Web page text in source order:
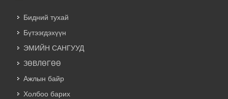
Бидний тухай
Бүтээгдэхүүн
ЭМИЙН САНГУУД
ЗӨВЛӨГӨӨ
Ажлын байр
Холбоо барих